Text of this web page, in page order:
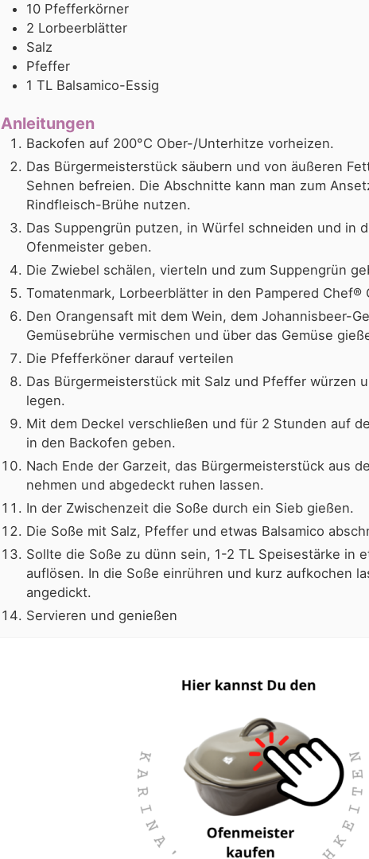
10 Pfefferkörner
2 Lorbeerblätter
Salz
Pfeffer
1 TL Balsamico-Essig
Anleitungen
Backofen auf 200°C Ober-/Unterhitze vorheizen.
Das Bürgermeisterstück säubern und von äußeren
Sehnen befreien. Die Abschnitte kann man zum
Rindfleisch-Brühe nutzen.
Das Suppengrün putzen, in Würfel schneiden und in
Ofenmeister geben.
Die Zwiebel schälen, vierteln und zum Suppengrün
Tomatenmark, Lorbeerblätter in den Pampered Chef®
Den Orangensaft mit dem Wein, dem Johannisbeer-
Gemüsebrühe vermischen und über das Gemüse
Die Pfefferköner darauf verteilen
Das Bürgermeisterstück mit Salz und Pfeffer würzen
legen.
Mit dem Deckel verschließen und für 2 Stunden auf
in den Backofen geben.
Nach Ende der Garzeit, das Bürgermeisterstück aus
nehmen und abgedeckt ruhen lassen.
In der Zwischenzeit die Soße durch ein Sieb gießen.
Die Soße mit Salz, Pfeffer und etwas Balsamico
Sollte die Soße zu dünn sein, 1-2 TL Speisestärke in
auflösen. In die Soße einrühren und kurz aufkochen
angedickt.
Servieren und genießen